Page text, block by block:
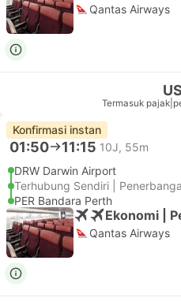
Qantas Airways
Termasuk pajak
Konfirmasi instan
01:50 11:15 10J, 55m
DRW Darwin Airport
Terhubung Sendiri |
PER Bandara Perth
Ekonomi |
Qantas Airways